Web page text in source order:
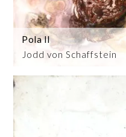
Jodd von Schaffstein
Pola II